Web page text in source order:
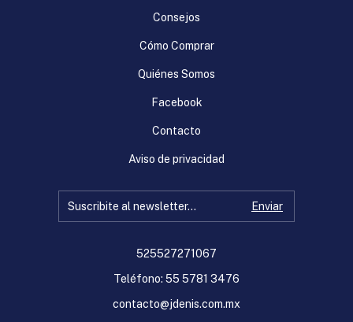
Consejos
Cómo Comprar
Quiénes Somos
Facebook
Contacto
Aviso de privacidad
525527271067
Teléfono: 55 5781 3476
contacto@jdenis.com.mx